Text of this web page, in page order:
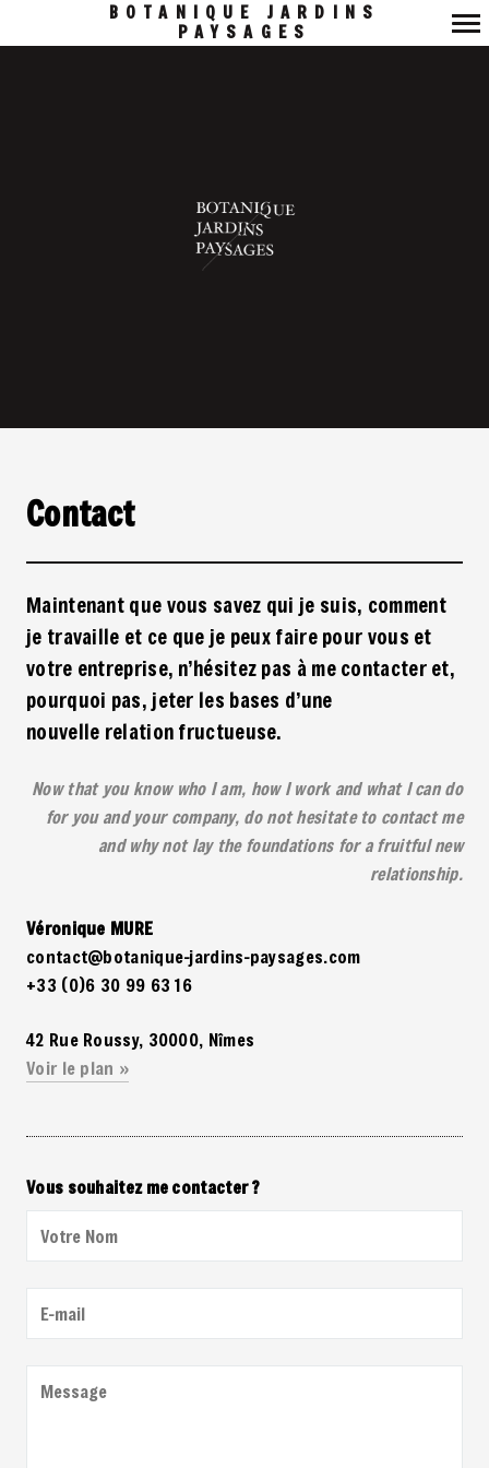
BOTANIQUE JARDINS
PAYSAGES
Contact
Maintenant que vous savez qui je suis, comment
je travaille et ce que je peux faire pour vous et
votre entreprise, n’hésitez pas à me contacter et,
pourquoi pas, jeter les bases d’une
nouvelle relation fructueuse.
Now that you know who I am, how I work and what I can do
for you and your company, do not hesitate to contact me
and why not lay the foundations for a fruitful new
relationship.
Véronique MURE
contact@botanique-jardins-paysages.com
+33 (0)6 30 99 63 16
42 Rue Roussy, 30000, Nîmes
Voir le plan »
Vous souhaitez me contacter ?